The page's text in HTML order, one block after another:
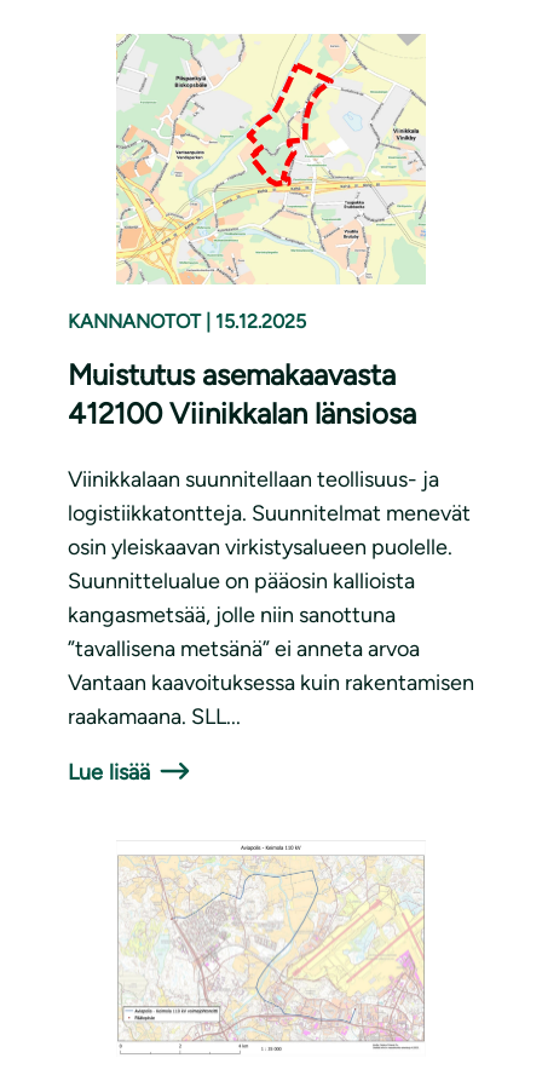
KANNANOTOT 15.12.2025
Muistutus asemakaavasta
412100 Viinikkalan länsiosa
Viinikkalaan suunnitellaan teollisuus- ja
logistiikkatontteja. Suunnitelmat menevät
osin yleiskaavan virkistysalueen puolelle.
Suunnittelualue on pääosin kallioista
kangasmetsää, jolle niin sanottuna
”tavallisena metsänä” ei anneta arvoa
Vantaan kaavoituksessa kuin rakentamisen
raakamaana. SLL...
Lue lisää